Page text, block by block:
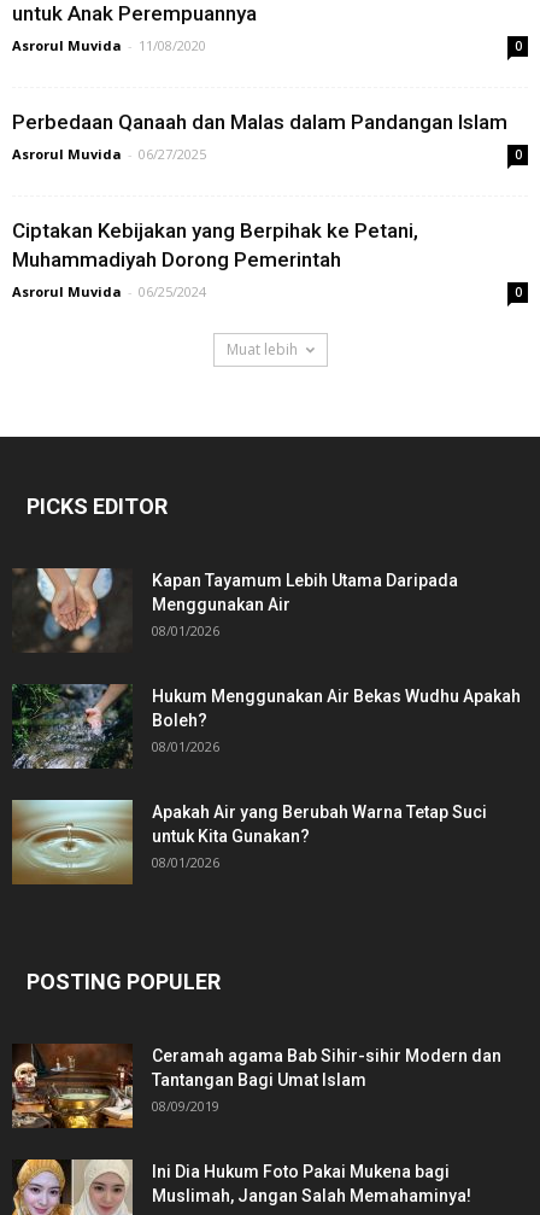
untuk Anak Perempuannya
Asrorul Muvida - 11/08/2020 0
Perbedaan Qanaah dan Malas dalam Pandangan Islam
Asrorul Muvida - 06/27/2025 0
Ciptakan Kebijakan yang Berpihak ke Petani,
Muhammadiyah Dorong Pemerintah
Asrorul Muvida - 06/25/2024 0
Muat lebih
PICKS EDITOR
Kapan Tayamum Lebih Utama Daripada
Menggunakan Air
08/01/2026
Hukum Menggunakan Air Bekas Wudhu Apakah
Boleh?
08/01/2026
Apakah Air yang Berubah Warna Tetap Suci
untuk Kita Gunakan?
08/01/2026
POSTING POPULER
Ceramah agama Bab Sihir-sihir Modern dan
Tantangan Bagi Umat Islam
08/09/2019
Ini Dia Hukum Foto Pakai Mukena bagi
Muslimah, Jangan Salah Memahaminya!